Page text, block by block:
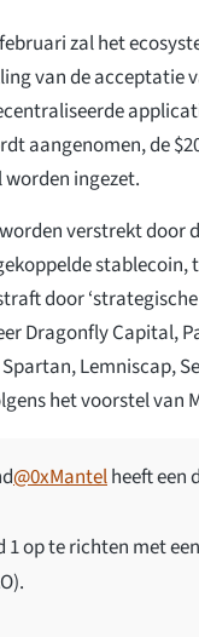
zal het
van de acceptatie
aangenomen, de
ingezet.
verstrekt door
stablecoin,
door
Dragonfly Capital,
Lemniscap,
het voorstel van
@0xMantelheeft een
op te richten met